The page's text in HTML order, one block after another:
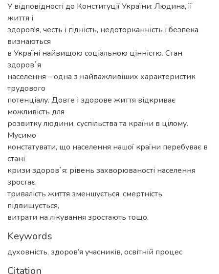
У відповідності до Конституції України: Людина, її
життя і
здоров'я, честь і гідність, недоторканність і безпека
визнаються
в Україні найвищою соціальною цінністю. Стан
здоров`я
населення – одна з найважливіших характеристик
трудового
потенціалу. Довге і здорове життя відкриває
можливість для
розвитку людини, суспільства та країни в цілому.
Мусимо
констатувати, що населення нашої країни перебуває в
стані
кризи здоров`я: рівень захворюваності населення
зростає,
тривалість життя зменшується, смертність
підвищується,
витрати на лікування зростають тощо.
Keywords
духовність, здоров’я учасників, освітній процес
Citation